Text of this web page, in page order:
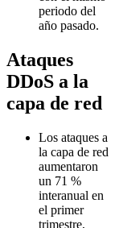
periodo del
año pasado.
Ataques
DDoS a la
capa de red
Los ataques a
la capa de red
aumentaron
un 71 %
interanual en
el primer
trimestre,